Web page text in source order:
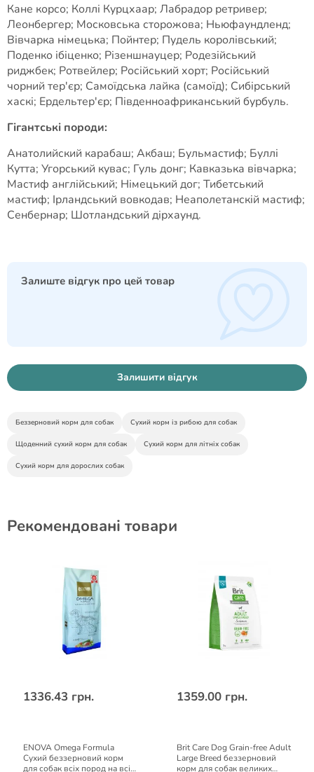
Кане корсо; Коллі Курцхаар; Лабрадор ретривер;
Леонбергер; Московська сторожова; Ньюфаундленд;
Вівчарка німецька; Пойнтер; Пудель королівський;
Поденко ібіценко; Різеншнауцер; Родезійський
риджбек; Ротвейлер; Російський хорт; Російський
чорний тер'єр; Самоїдська лайка (самоїд); Сибірський
хаскі; Ердельтер'єр; Південноафриканський бурбуль.
Гігантські породи:
Анатолийский карабаш; Акбаш; Бульмастиф; Буллі
Кутта; Угорський кувас; Гуль донг; Кавказька вівчарка;
Мастиф англійський; Німецький дог; Тибетський
мастиф; Ірландський вовкодав; Неаполетанскій мастиф;
Сенбернар; Шотландський дірхаунд.
Залиште відгук про цей товар
Залишити відгук
Беззерновий корм для собак Сухий корм із рибою для собак
Щоденний сухий корм для собак Сухий корм для літніх собак
Сухий корм для дорослих собак
Рекомендовані товари
1336.43 грн.
ENOVA Omega Formula
Сухий беззерновий корм
для собак всіх пород на всіх
1359.00 грн.
Brit Care Dog Grain-free Adult
Large Breed беззерновий
корм для собак великих